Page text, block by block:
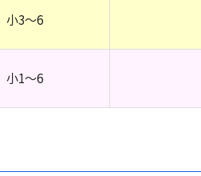
小3～6
小1～6